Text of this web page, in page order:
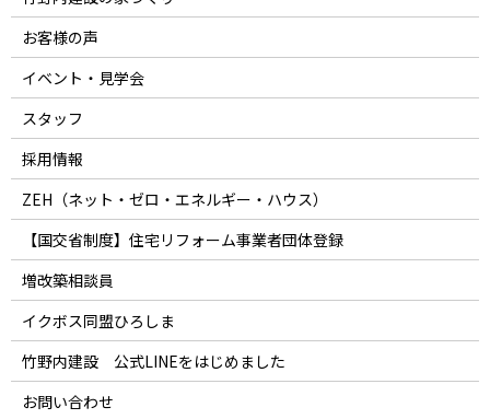
お客様の声
イベント・見学会
スタッフ
採用情報
ZEH（ネット・ゼロ・エネルギー・ハウス）
【国交省制度】住宅リフォーム事業者団体登録
増改築相談員
イクボス同盟ひろしま
竹野内建設 公式LINEをはじめました
お問い合わせ